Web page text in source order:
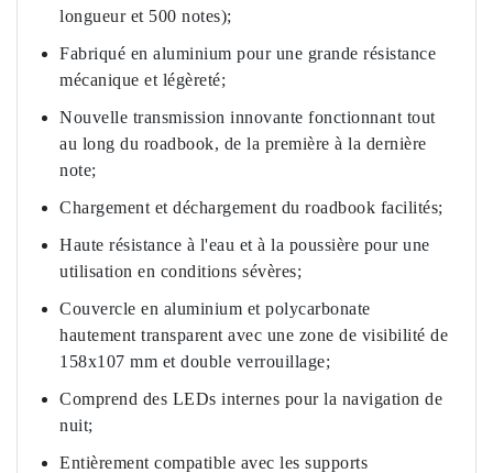
longueur et 500 notes);
Fabriqué en aluminium pour une grande résistance
mécanique et légèreté;
Nouvelle transmission innovante fonctionnant tout
au long du roadbook, de la première à la dernière
note;
Chargement et déchargement du roadbook facilités;
Haute résistance à l'eau et à la poussière pour une
utilisation en conditions sévères;
Couvercle en aluminium et polycarbonate
hautement transparent avec une zone de visibilité de
158x107 mm et double verrouillage;
Comprend des LEDs internes pour la navigation de
nuit;
Entièrement compatible avec les supports